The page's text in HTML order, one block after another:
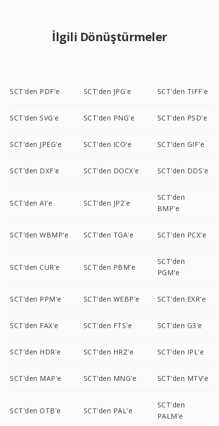
İlgili Dönüştürmeler
SCT'den PDF'e SCT'den JPG'e SCT'den TIFF'e
SCT'den SVG'e SCT'den PNG'e SCT'den PSD'e
SCT'den JPEG'e SCT'den ICO'e SCT'den GIF'e
SCT'den DXF'e SCT'den DOCX'e SCT'den DDS'e
SCT'den AI'e SCT'den JP2'e
SCT'den
BMP'e
SCT'den WBMP'e SCT'den TGA'e SCT'den PCX'e
SCT'den CUR'e SCT'den PBM'e
SCT'den
PGM'e
SCT'den PPM'e SCT'den WEBP'e SCT'den EXR'e
SCT'den FAX'e SCT'den FTS'e SCT'den G3'e
SCT'den HDR'e SCT'den HRZ'e SCT'den IPL'e
SCT'den MAP'e SCT'den MNG'e SCT'den MTV'e
SCT'den OTB'e SCT'den PAL'e
SCT'den
PALM'e